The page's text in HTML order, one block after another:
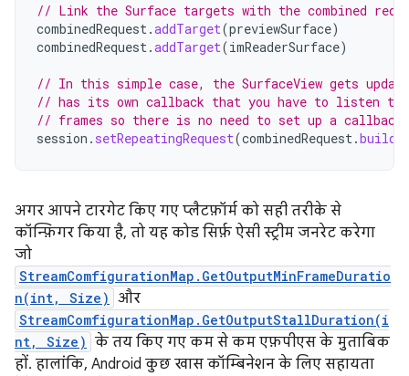
// Link the Surface targets with the combined
combinedRequest.addTarget(previewSurface)
combinedRequest.addTarget(imReaderSurface)
// In this simple case, the SurfaceView gets
// has its own callback that you have to listen
// frames so there is no need to set up a
session . setRepeatingRequest(combinedRequest.build
अगर आपने टारगेट किए गए प्लैटफ़ॉर्म को सही तरीके से
कॉन्फ़िगर किया है, तो यह कोड सिर्फ़ ऐसी स्ट्रीम जनरेट करेगा
जो
StreamComfigurationMap.GetOutputMinFrameDuratio
n(int, Size) और
StreamComfigurationMap.GetOutputStallDuration(i
nt, Size) के तय किए गए कम से कम एफ़पीएस के मुताबिक
हों. हालांकि, Android कुछ खास कॉम्बिनेशन के लिए सहायता